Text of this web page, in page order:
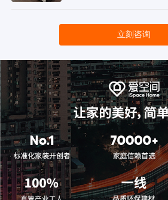
立刻咨询